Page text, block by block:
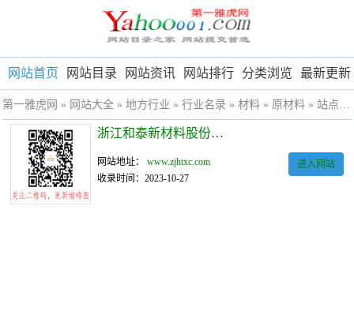
网站首页 网站目录 网站资讯 网站排行 分类浏览 最新更新
第一雅虎网 » 网站大全 » 地方行业 » 行业名录 » 材料 » 原材料 » 站点详细
浙江和泰新材料股份有限公司
网站地址：www.zjhtxc.com
收录时间：2023-10-27
进入网站